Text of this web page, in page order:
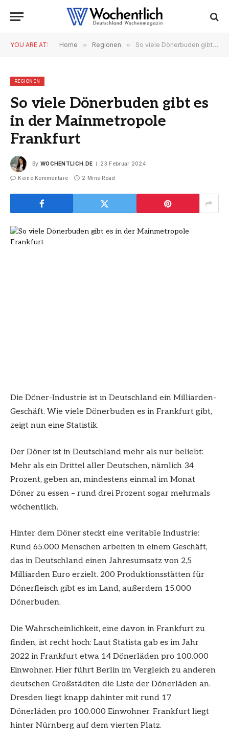
YOU ARE AT: Home » Regionen » So viele Dönerbuden gibt es in der Mainmetropole Frankfurt
REGIONEN
So viele Dönerbuden gibt es
in der Mainmetropole
Frankfurt
By WOCHENTLICH.DE 23 Februar 2024
Keine Kommentare 2 Mins Read
Die Döner-Industrie ist in Deutschland ein Milliarden-
Geschäft. Wie viele Dönerbuden es in Frankfurt gibt,
zeigt nun eine Statistik.
Der Döner ist in Deutschland mehr als nur beliebt:
Mehr als ein Drittel aller Deutschen, nämlich 34
Prozent, geben an, mindestens einmal im Monat
Döner zu essen – rund drei Prozent sogar mehrmals
wöchentlich.
Hinter dem Döner steckt eine veritable Industrie:
Rund 65.000 Menschen arbeiten in einem Geschäft,
das in Deutschland einen Jahresumsatz von 2,5
Milliarden Euro erzielt. 200 Produktionsstätten für
Dönerfleisch gibt es im Land, außerdem 15.000
Dönerbuden.
Die Wahrscheinlichkeit, eine davon in Frankfurt zu
finden, ist recht hoch: Laut Statista gab es im Jahr
2022 in Frankfurt etwa 14 Dönerläden pro 100.000
Einwohner. Hier führt Berlin im Vergleich zu anderen
deutschen Großstädten die Liste der Dönerläden an.
Dresden liegt knapp dahinter mit rund 17
Dönerläden pro 100.000 Einwohner. Frankfurt liegt
hinter Nürnberg auf dem vierten Platz.